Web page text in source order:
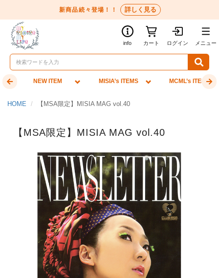
新商品続々登場！！ 詳しく見る
info カート ログイン メニュー
NEW ITEM MISIA’s ITEMS MCML’s ITEMS
HOME 【MSA限定】MISIA MAG vol.40
【MSA限定】MISIA MAG vol.40